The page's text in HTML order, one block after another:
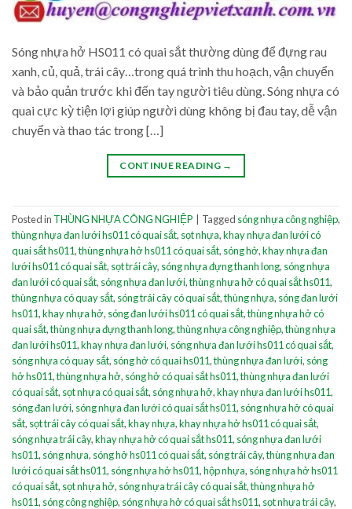
Sóng nhựa hở HS011 có quai sắt thường dùng để đựng rau
xanh, củ, quả, trái cây…trong quá trình thu hoạch, vận chuyển
và bảo quản trước khi đến tay người tiêu dùng. Sóng nhựa có
quai cực kỳ tiện lợi giúp người dùng không bị đau tay, dễ vận
chuyển và thao tác trong […]
CONTINUE READING →
Posted in THÙNG NHỰA CÔNG NGHIỆP Tagged sóng nhựa công nghiệp,
thùng nhựa đan lưới hs011 có quai sắt, sọt nhựa,khay nhựa đan lưới có
quai sắt hs011,thùng nhựa hở hs011 có quai sắt, sóng hở,khay nhựa đan
lưới hs011 có quai sắt, sọt trái cây, sóng nhựa đựng thanh long, sóng nhựa
đan lưới có quai sắt, sóng nhựa đan lưới,thùng nhựa hở có quai sắt hs011,
thùng nhựa có quay sắt, sóng trái cây có quai sắt,thùng nhựa, sóng đan lưới
hs011,khay nhựa hở, sóng đan lưới hs011 có quai sắt,thùng nhựa hở có
quai sắt,thùng nhựa đựng thanh long,thùng nhựa công nghiệp,thùng nhựa
đan lưới hs011,khay nhựa đan lưới, sóng nhựa đan lưới hs011 có quai sắt,
sóng nhựa có quay sắt, sóng hở có quai hs011,thùng nhựa đan lưới, sóng
hở hs011,thùng nhựa hở, sóng hở có quai sắt hs011,thùng nhựa đan lưới
có quai sắt, sọt nhựa có quai sắt, sóng nhựa hở,khay nhựa đan lưới hs011,
sóng đan lưới, sóng nhựa đan lưới có quai sắt hs011, sóng nhựa hở có quai
sắt, sọt trái cây có quai sắt,khay nhựa,khay nhựa hở hs011 có quai sắt,
sóng nhựa trái cây,khay nhựa hở có quai sắt hs011, sóng nhựa đan lưới
hs011, sóng nhựa, sóng hở hs011 có quai sắt, sóng trái cây,thùng nhựa đan
lưới có quai sắt hs011, sóng nhựa hở hs011,hộp nhựa, sóng nhựa hở hs011
có quai sắt, sọt nhựa hở, sóng nhựa trái cây có quai sắt,thùng nhựa hở
hs011, sóng công nghiệp, sóng nhựa hở có quai sắt hs011, sọt nhựa trái cây,